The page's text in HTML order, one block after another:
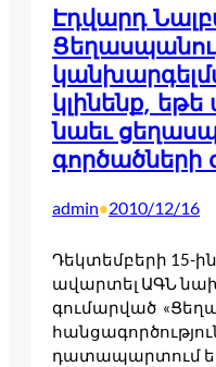
Էդվարդ
կլինենք,
նաեւ
գործածների
admin•2010/12/16
Դեկտեմբերի 15-
ավարտել ԱԳՆ
գումարված
դատապարտում